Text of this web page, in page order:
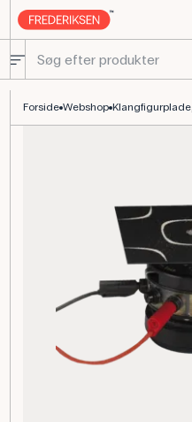
Forside Webshop